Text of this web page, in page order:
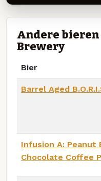
Andere bieren
Brewery
Bier
Barrel Aged
Infusion A: Peanut
Chocolate Coffee